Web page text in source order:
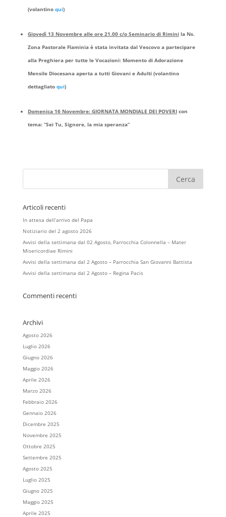
(volantino qui)
Giovedì 13 Novembre alle ore 21.00 c/o Seminario di Riminila Ns.
Zona Pastorale Flaminia è stata invitata dal Vescovo a partecipare
alla Preghiera per tutte le Vocazioni: Momento di Adorazione
Mensile Diocesana aperta a tutti Giovani e Adulti (volantino
dettagliato qui)
Domenica 16 Novembre: GIORNATA MONDIALE DEI POVERIcon
tema: “Sei Tu, Signore, la mia speranza”
Articoli recenti
In attesa dell’arrivo del Papa
Notiziario del 2 agosto 2026
Avvisi della settimana dal 02 Agosto, Parrocchia Colonnella – Mater
Misericordiae Rimini
Avvisi della settimana dal 2 Agosto – Parrocchia San Giovanni Battista
Avvisi della settimana dal 2 Agosto – Regina Pacis
Commenti recenti
Archivi
Agosto 2026
Luglio 2026
Giugno 2026
Maggio 2026
Aprile 2026
Marzo 2026
Febbraio 2026
Gennaio 2026
Dicembre 2025
Novembre 2025
Ottobre 2025
Settembre 2025
Agosto 2025
Luglio 2025
Giugno 2025
Maggio 2025
Aprile 2025